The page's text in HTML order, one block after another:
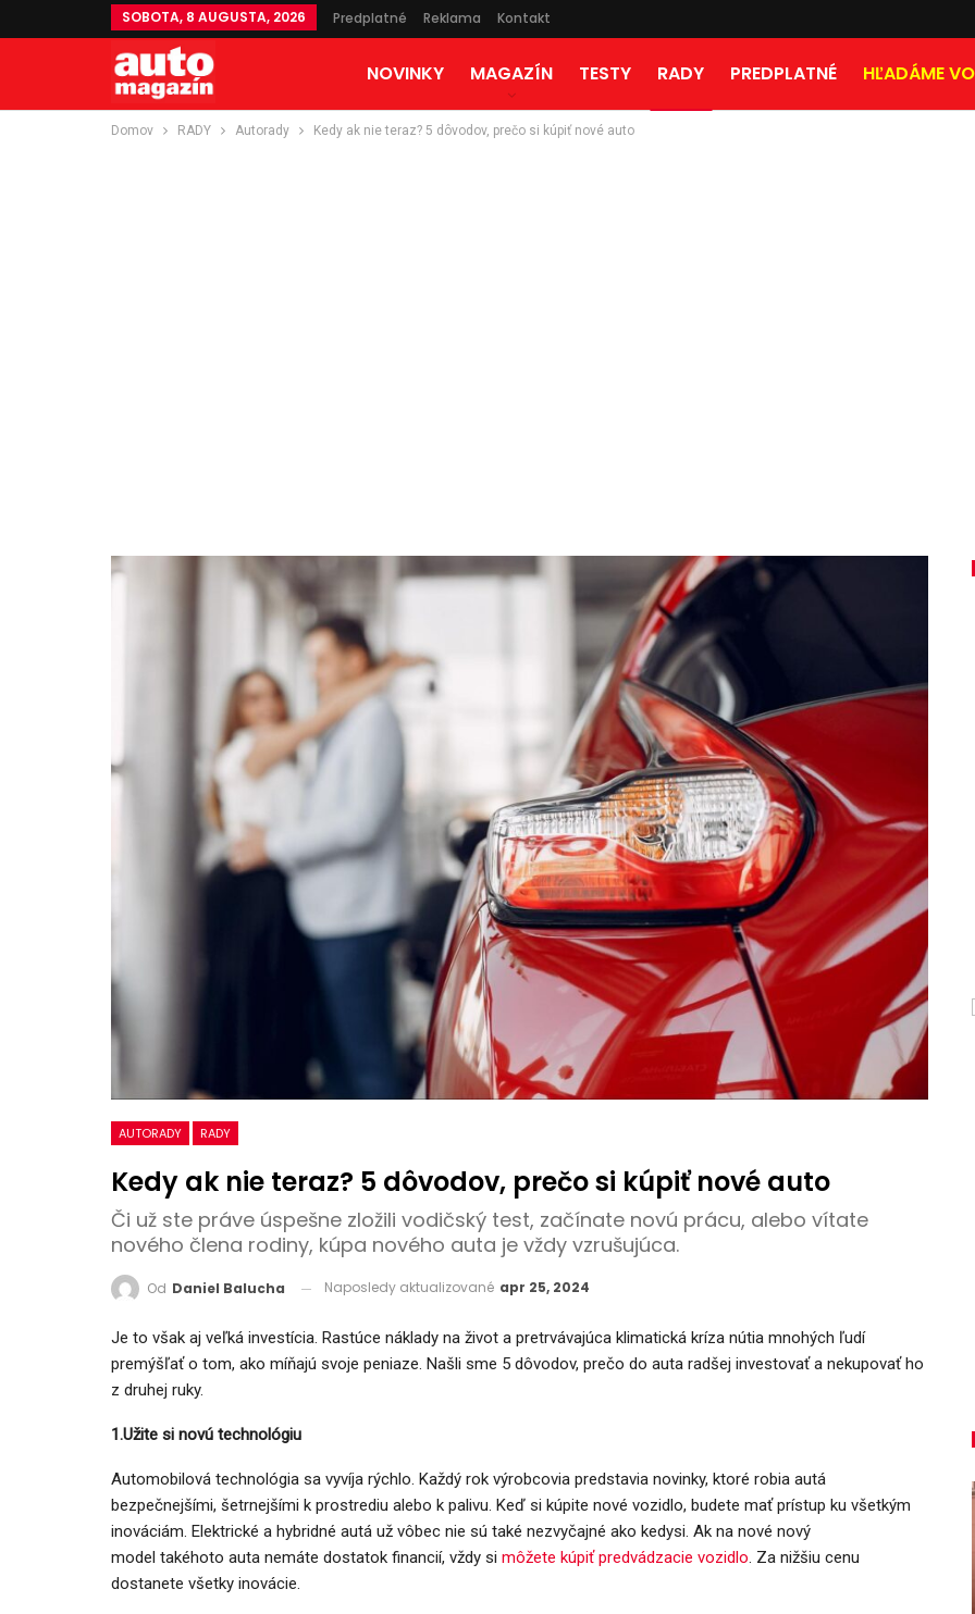
SOBOTA, 8 AUGUSTA, 2026 Predplatné Reklama Kontakt
NOVINKY MAGAZÍN TESTY RADY PREDPLATNÉ HĽADÁME
Domov RADY Autorady Kedy ak nie teraz? 5 dôvodov, prečo si kúpiť nové auto
AUTORADY RADY
Kedy ak nie teraz? 5 dôvodov, prečo si kúpiť nové auto
Či už ste práve úspešne zložili vodičský test, začínate novú prácu, alebo vítate
nového člena rodiny, kúpa nového auta je vždy vzrušujúca.
Od Daniel Balucha Naposledy aktualizované apr 25, 2024
Je to však aj veľká investícia. Rastúce náklady na život a pretrvávajúca klimatická kríza nútia mnohých ľudí
premýšľať o tom, ako míňajú svoje peniaze. Našli sme 5 dôvodov, prečo do auta radšej investovať a nekupovať ho
z druhej ruky.
1.Užite si novú technológiu
Automobilová technológia sa vyvíja rýchlo. Každý rok výrobcovia predstavia novinky, ktoré robia autá
bezpečnejšími, šetrnejšími k prostrediu alebo k palivu. Keď si kúpite nové vozidlo, budete mať prístup ku všetkým
inováciám. Elektrické a hybridné autá už vôbec nie sú také nezvyčajné ako kedysi. Ak na nové nový
model takéhoto auta nemáte dostatok financií, vždy si môžete kúpiť predvádzacie vozidlo. Za nižšiu cenu
dostanete všetky inovácie.